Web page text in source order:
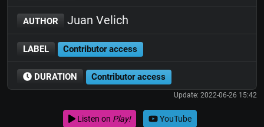
AUTHOR Juan Velich
LABEL Contributor access
DURATION Contributor access
Update: 2022-06-26 15:42
Listen on Play! YouTube